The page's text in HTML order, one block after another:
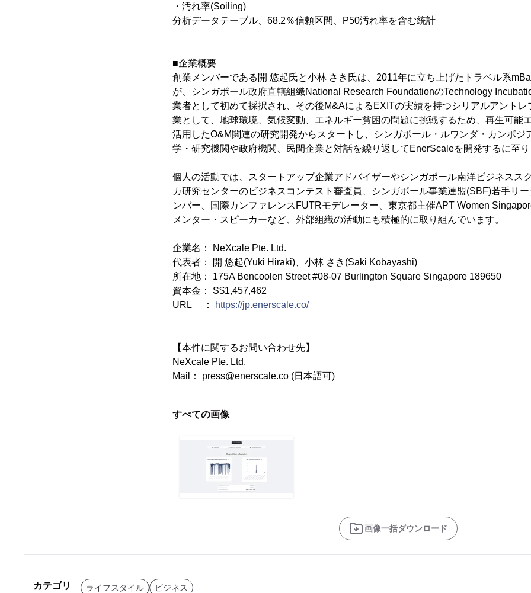
・汚れ率(Soiling)
分析データテーブル、68.2％信頼区間、P50汚れ率を含む統計
■企業概要
創業メンバーである開 悠起氏と小林 さき氏は、2011年に立ち上げたトラベル系
が、シンガポール政府直轄組織National Research FoundationのTechnology
業者として初めて採択され、その後M&AによるEXITの実績を持つシリアルアント
業として、地球環境、気候変動、エネルギー貧困の問題に挑戦するため、再生可能
活用したO&M関連の研究開発からスタートし、シンガポール・ルワンダ・カンボジ
学・研究機関や政府機関、民間企業と対話を繰り返してEnerScaleを開発するに至り
個人の活動では、スタートアップ企業アドバイザーやシンガポール南洋ビジネスス
カ研究センターのビジネスコンテスト審査員、シンガポール事業連盟(SBF)若手リ
ンバー、国際カンファレンスFUTRモデレーター、東京都主催APT Women
メンター・スピーカーなど、外部組織の活動にも積極的に取り組んでいます。
企業名： NeXcale Pte. Ltd.
代表者： 開 悠起(Yuki Hiraki)、小林 さき(Saki Kobayashi)
所在地： 175A Bencoolen Street #08-07 Burlington Square Singapore 189650
資本金： S$1,457,462
URL ：
https://jp.enerscale.co/
【本件に関するお問い合わせ先】
NeXcale Pte. Ltd.
Mail： press@enerscale.co (日本語可)
すべての画像
画像一括ダウンロード
カテゴリ ライフスタイル ビジネス